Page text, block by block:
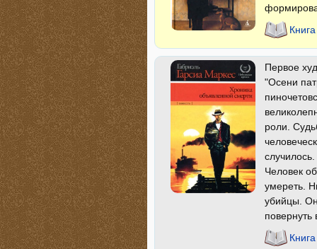
Первое
"Осени
роли.
Человек
умереть.
убийцы.
повернуть